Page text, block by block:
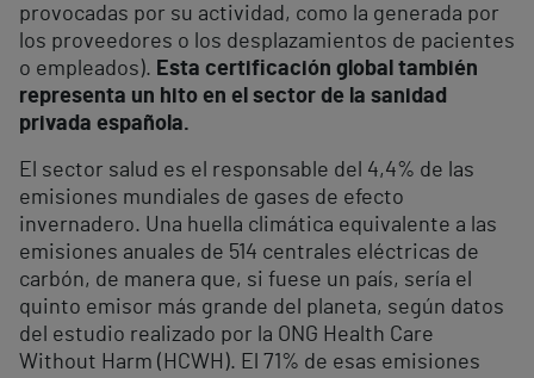
provocadas por su actividad, como la generada por
los proveedores o los desplazamientos de pacientes
o empleados). Esta certificación global también
representa un hito en el sector de la sanidad
privada española.
El sector salud es el responsable del 4,4% de las
emisiones mundiales de gases de efecto
invernadero. Una huella climática equivalente a las
emisiones anuales de 514 centrales eléctricas de
carbón, de manera que, si fuese un país, sería el
quinto emisor más grande del planeta, según datos
del estudio realizado por la ONG Health Care
Without Harm (HCWH). El 71% de esas emisiones